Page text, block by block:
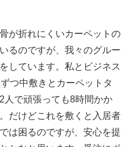
が折れにくいカーペットの
るのですが、我々のグルー
しています。私とビジネス
つ中敷きとカーペットタ
人で頑張っても8時間かか
だけどこれを敷くと入居者
は困るのですが、安心を提